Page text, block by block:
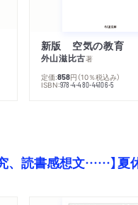
新版 空気の教育
外山滋比古著
定価:858円 （10％税込み）
ISBN:978-4-480-44106-5
、読書感想文……】夏